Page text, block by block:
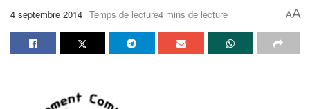
4 septembre 2014 Temps de lecture4 mins de lecture AA